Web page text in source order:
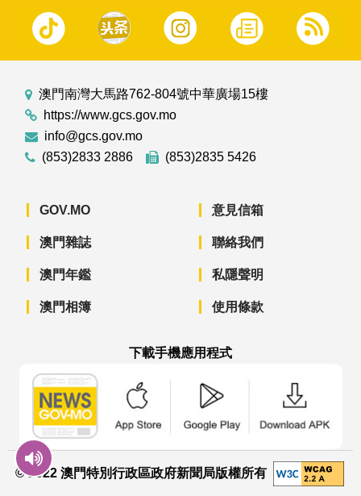
澳門南灣大馬路762-804號中華廣場15樓
https://www.gcs.gov.mo
info@gcs.gov.mo
(853)2833 2886
(853)2835 5426
GOV.MO
澳門雜誌
澳門年鑑
澳門相簿
意見信箱
聯絡我們
私隱聲明
使用條款
下載手機應用程式
© 2022 澳門特別行政區政府新聞局版權所有